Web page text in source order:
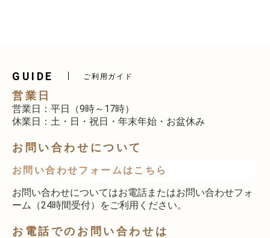
GUIDE ご利用ガイド
営業日
営業日：平日（9時～17時）
休業日：土・日・祝日・年末年始・お盆休み
お問い合わせについて
お問い合わせフォームはこちら
お問い合わせについてはお電話またはお問い合わせフォ
ーム（24時間受付）をご利用ください。
お電話でのお問い合わせは